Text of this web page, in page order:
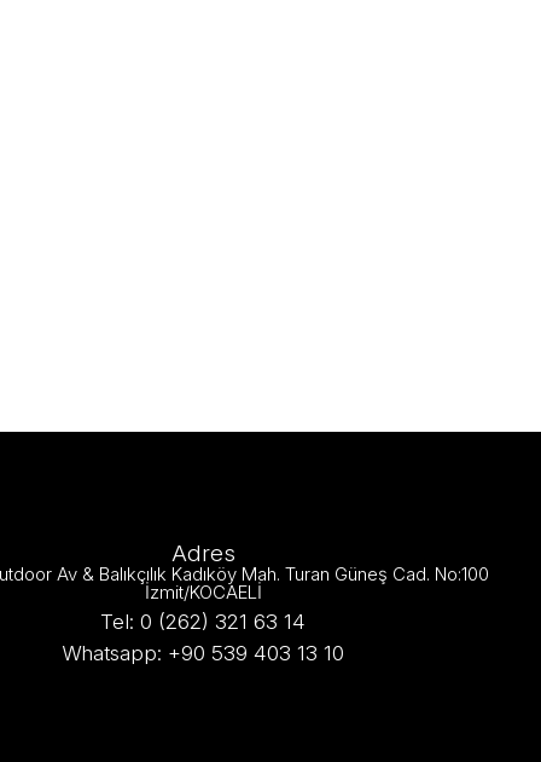
Adres
Av & Balıkçılık Kadıköy Mah. Turan Güneş Cad. No:100
İzmit/KOCAELİ
Tel: 0 (262) 321 63 14
Whatsapp: +90 539 403 13 10